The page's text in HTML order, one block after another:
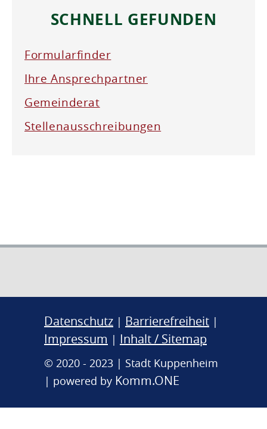
SCHNELL GEFUNDEN
Formularfinder
Ihre Ansprechpartner
Gemeinderat
Stellenausschreibungen
Datenschutz | Barrierefreiheit |
Impressum | Inhalt / Sitemap
© 2020 - 2023 | Stadt Kuppenheim
| powered by Komm.ONE